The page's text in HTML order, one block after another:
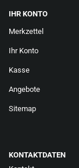
IHR KONTO
Merkzettel
Ihr Konto
Kasse
Angebote
Sitemap
KONTAKTDATEN